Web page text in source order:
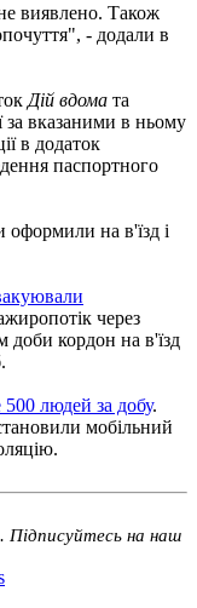
виявлено. Також
- додали в
Дій вдома та
за вказаними в ньому
в додаток
паспортного
на в'їзд і
через
доби кордон на в'їзд
людей за добу.
мобільний
Підписуйтесь на наш